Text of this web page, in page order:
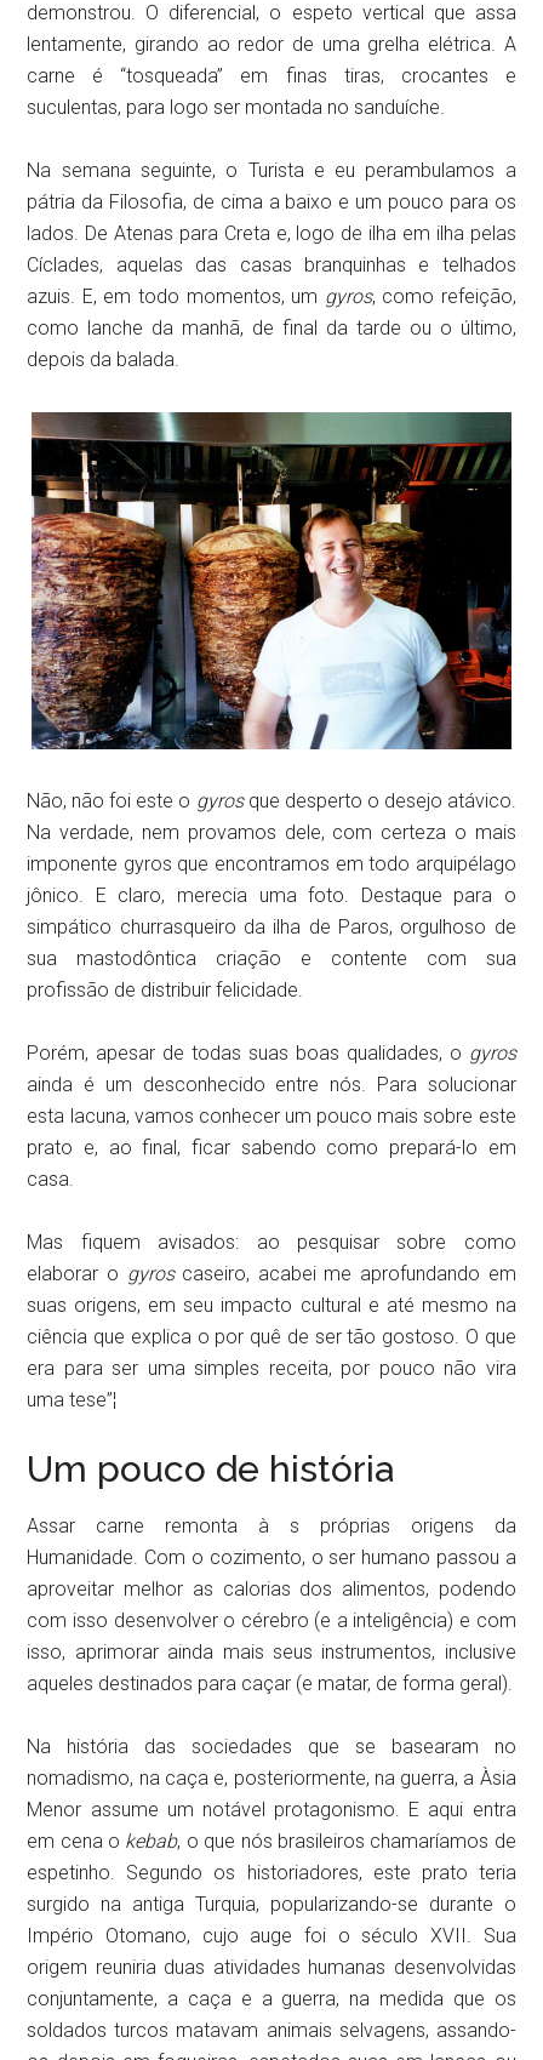
demonstrou. O diferencial, o espeto vertical que assa
lentamente, girando ao redor de uma grelha elétrica. A
carne é “tosqueada” em finas tiras, crocantes e
suculentas, para logo ser montada no sanduíche.
Na semana seguinte, o Turista e eu perambulamos a
pátria da Filosofia, de cima a baixo e um pouco para os
lados. De Atenas para Creta e, logo de ilha em ilha pelas
Cíclades, aquelas das casas branquinhas e telhados
azuis. E, em todo momentos, um gyros, como refeição,
como lanche da manhã, de final da tarde ou o último,
depois da balada.
Não, não foi este o gyrosque desperto o desejo atávico.
Na verdade, nem provamos dele, com certeza o mais
imponente gyros que encontramos em todo arquipélago
jônico. E claro, merecia uma foto. Destaque para o
simpático churrasqueiro da ilha de Paros, orgulhoso de
sua mastodôntica criação e contente com sua
profissão de distribuir felicidade.
Porém, apesar de todas suas boas qualidades, o gyros
ainda é um desconhecido entre nós. Para solucionar
esta lacuna, vamos conhecer um pouco mais sobre este
prato e, ao final, ficar sabendo como prepará-lo em
casa.
Mas fiquem avisados: ao pesquisar sobre como
elaborar o gyroscaseiro, acabei me aprofundando em
suas origens, em seu impacto cultural e até mesmo na
ciência que explica o por quê de ser tão gostoso. O que
era para ser uma simples receita, por pouco não vira
uma tese”¦
Um pouco de história
Assar carne remonta à s próprias origens da
Humanidade. Com o cozimento, o ser humano passou a
aproveitar melhor as calorias dos alimentos, podendo
com isso desenvolver o cérebro (e a inteligência) e com
isso, aprimorar ainda mais seus instrumentos, inclusive
aqueles destinados para caçar (e matar, de forma geral).
Na história das sociedades que se basearam no
nomadismo, na caça e, posteriormente, na guerra, a Àsia
Menor assume um notável protagonismo. E aqui entra
em cena o kebab, o que nós brasileiros chamaríamos de
espetinho. Segundo os historiadores, este prato teria
surgido na antiga Turquia, popularizando-se durante o
Império Otomano, cujo auge foi o século XVII. Sua
origem reuniria duas atividades humanas desenvolvidas
conjuntamente, a caça e a guerra, na medida que os
soldados turcos matavam animais selvagens, assando-